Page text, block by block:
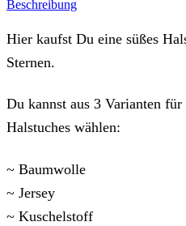
4
Größen
Beschreibung
Hier kaufst Du eine süßes
Sternen.
Du kannst aus 3 Varianten
Halstuches wählen:
~ Baumwolle
~ Jersey
~ Kuschelstoff